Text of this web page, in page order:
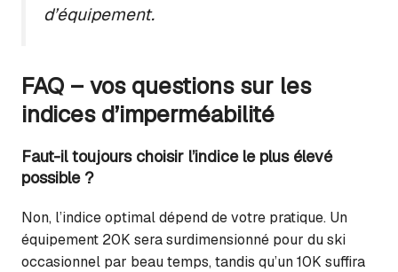
d’équipement.
FAQ – vos questions sur les
indices d’imperméabilité
Faut-il toujours choisir l’indice le plus élevé
possible ?
Non, l’indice optimal dépend de votre pratique. Un
équipement 20K sera surdimensionné pour du ski
occasionnel par beau temps, tandis qu’un 10K suffira